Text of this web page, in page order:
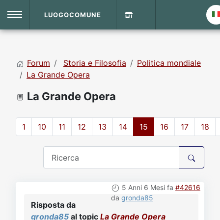
Home
LUOGOCOMUNE
Forum Storia e Filosofia
Politica mondiale
La Grande Opera
La Grande Opera
1 10 11 12 13 14 15 16 17 18
5 Anni 6 Mesi fa #42616
da gronda85
Risposta da
gronda85 al topic La Grande Opera